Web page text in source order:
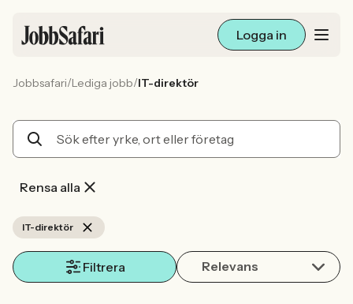
Logga in
Arbetsliv och karriär
Sök med AI
Jobbsafari/Lediga jobb/IT-direktör
Rensa alla
IT-direktör
Filtrera Relevans